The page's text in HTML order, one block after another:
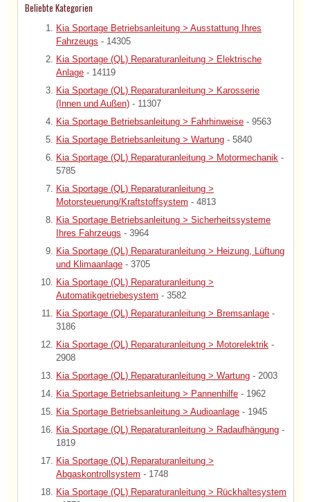
Beliebte Kategorien
Kia Sportage Betriebsanleitung > Ausstattung Ihres
Fahrzeugs - 14305
Kia Sportage (QL) Reparaturanleitung > Elektrische
Anlage - 14119
Kia Sportage (QL) Reparaturanleitung > Karosserie
(Innen und Außen) - 11307
Kia Sportage Betriebsanleitung > Fahrhinweise - 9563
Kia Sportage Betriebsanleitung > Wartung - 5840
Kia Sportage (QL) Reparaturanleitung > Motormechanik -
5785
Kia Sportage (QL) Reparaturanleitung >
Motorsteuerung/Kraftstoffsystem - 4813
Kia Sportage Betriebsanleitung > Sicherheitssysteme
Ihres Fahrzeugs - 3964
Kia Sportage (QL) Reparaturanleitung > Heizung, Lüftung
und Klimaanlage - 3705
Kia Sportage (QL) Reparaturanleitung >
Automatikgetriebesystem - 3582
Kia Sportage (QL) Reparaturanleitung > Bremsanlage -
3186
Kia Sportage (QL) Reparaturanleitung > Motorelektrik -
2908
Kia Sportage (QL) Reparaturanleitung > Wartung - 2003
Kia Sportage Betriebsanleitung > Pannenhilfe - 1962
Kia Sportage Betriebsanleitung > Audioanlage - 1945
Kia Sportage (QL) Reparaturanleitung > Radaufhängung -
1819
Kia Sportage (QL) Reparaturanleitung >
Abgaskontrollsystem - 1748
Kia Sportage (QL) Reparaturanleitung > Rückhaltesystem